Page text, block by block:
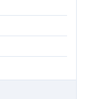
宅ローン減税、
なく、中古市場
期点検と、60年
、東栄住宅グル
をもって対応い